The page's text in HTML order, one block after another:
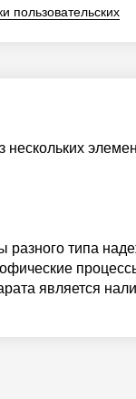
пользовательских
нескольких
типа
является